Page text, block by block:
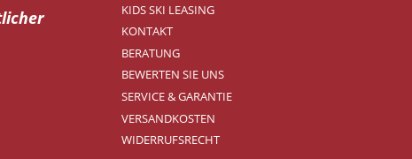
KIDS SKI LEASING
KONTAKT
BERATUNG
BEWERTEN SIE UNS
SERVICE & GARANTIE
VERSANDKOSTEN
WIDERRUFSRECHT